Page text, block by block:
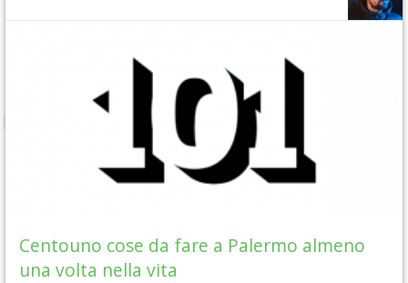
Centouno cose da fare a Palermo almeno
una volta nella vita